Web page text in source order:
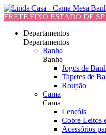
FRETE FIXO ESTADO DE
Departamentos
Departamentos
Banho
Banho
Jogos de
Tapetes de
Roupão
Cama
Cama
Lençóis
Cobre Leitos
Acessórios